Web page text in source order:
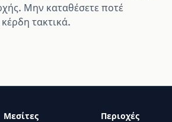
Μην καταθέσετε ποτέ
τακτικά.
Μεσίτες Περιοχές